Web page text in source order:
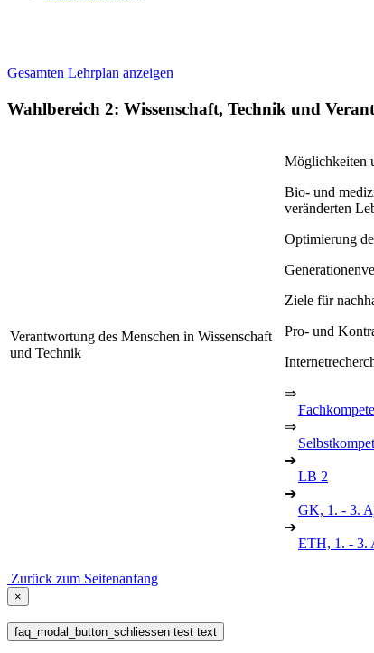
Gesamten Lehrplan anzeigen
Wahlbereich 2: Wissenschaft, Technik und
Verantwortung des Menschen in Wissenschaft
und Technik
Möglichkeiten
Bio- und
veränderten
Optimierung
Ziele für
Pro- und
⇒
⇒
➔
LB 2
➔
GK, 1. - 3.
➔
ETH, 1. - 3.
Zurück zum Seitenanfang
×
faq_modal_button_schliessen test text